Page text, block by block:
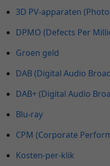
3D PV-apparaten
DPMO (Defects Per
Groen geld
DAB (Digital Audio
DAB+ (Digital Audio
Blu-ray
CPM (Corporate
Kosten-per-klik